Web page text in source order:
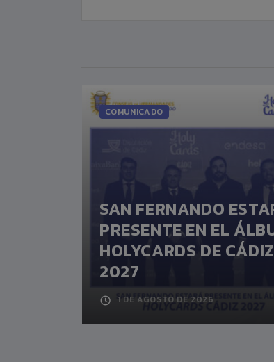
COMUNICADO
SAN FERNANDO
PRESENTE EN EL
HOLYCARDS DE CÁDIZ
2027
1 DE AGOSTO DE 2026